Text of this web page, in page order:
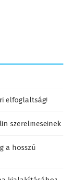
elfoglaltság!
szerelmeseinek
a hosszú